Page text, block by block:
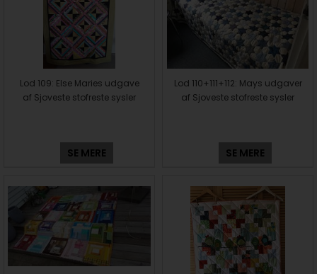
Lod 109: Else Maries udgave
af Sjoveste stofreste sysler
SE MERE
Lod 110+111+112: Mays udgaver
af Sjoveste stofreste sysler
SE MERE